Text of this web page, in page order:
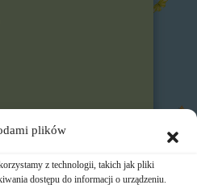
plików
z technologii, takich jak pliki
dostępu do informacji o urządzeniu.